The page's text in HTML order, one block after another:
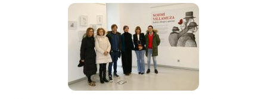
Margareto